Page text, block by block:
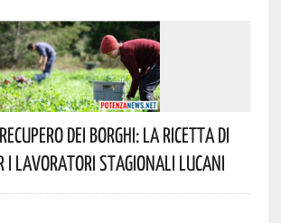
Dei Borghi: La Ricetta Di
I Lavoratori Stagionali Lucani